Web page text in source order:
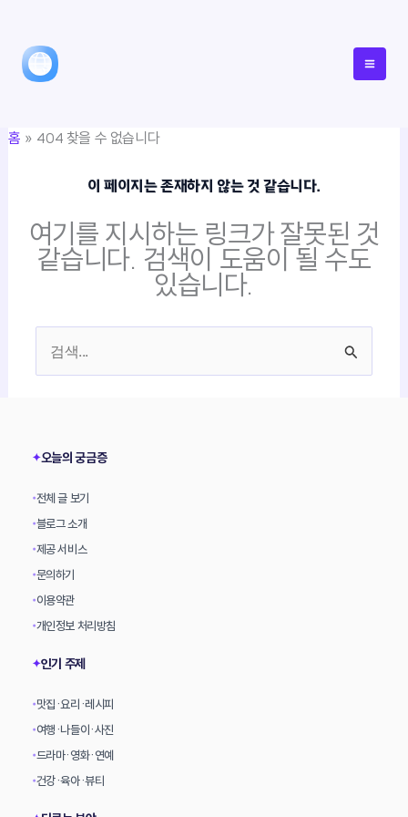
너홈 404 찾을 수 없습니다
이 페이지는 존재하지 않는 것 같습니다.
여기를 지시하는 링크가 잘못된 것
같습니다. 검색이 도움이 될 수도
있습니다.
✦오늘의 궁금증
•전체 글 보기
•블로그 소개
•제공 서비스
•문의하기
•이용약관
•개인정보 처리방침
✦인기 주제
•맛집·요리·레시피
•여행·나들이·사진
•드라마·영화·연예
•건강·육아·뷰티